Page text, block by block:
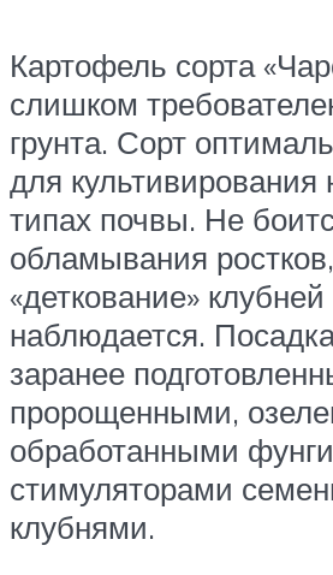
Картофель сорта
слишком
грунта. Сорт
для
типах почвы. Не
обламывания
«деткование»
наблюдается.
заранее
пророщенными,
обработанными
стимуляторами
клубнями.